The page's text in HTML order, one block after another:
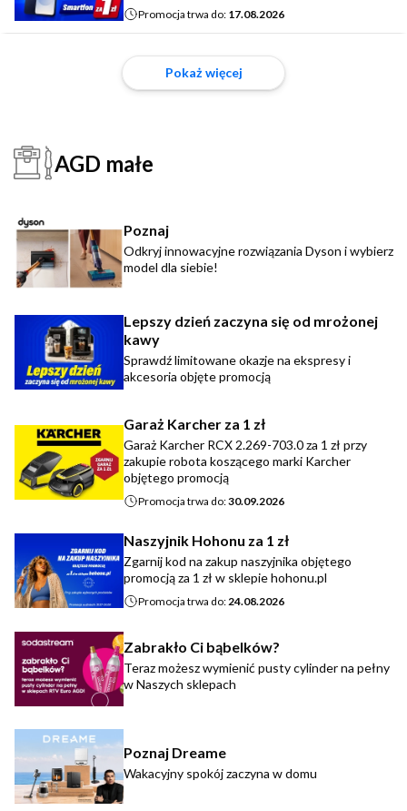
Promocja trwa do: 17.08.2026
Pokaż więcej
AGD małe
Poznaj
Odkryj innowacyjne rozwiązania Dyson i wybierz
model dla siebie!
Lepszy dzień zaczyna się od mrożonej
kawy
Sprawdź limitowane okazje na ekspresy i
akcesoria objęte promocją
Garaż Karcher za 1 zł
Garaż Karcher RCX 2.269-703.0 za 1 zł przy
zakupie robota koszącego marki Karcher
objętego promocją
Promocja trwa do:30.09.2026
Naszyjnik Hohonu za 1 zł
Zgarnij kod na zakup naszyjnika objętego
promocją za 1 zł w sklepie hohonu.pl
Promocja trwa do:24.08.2026
Zabrakło Ci bąbelków?
Teraz możesz wymienić pusty cylinder na pełny
w Naszych sklepach
Poznaj Dreame
Wakacyjny spokój zaczyna w domu